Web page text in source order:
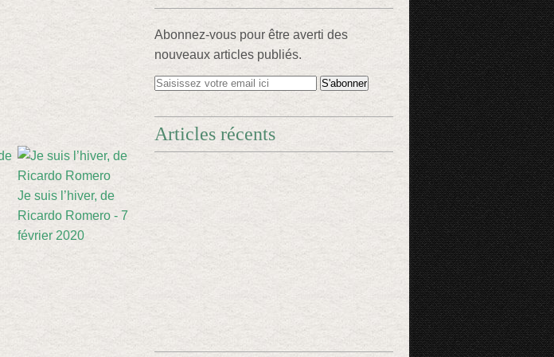
Je suis l’hiver, de
Ricardo Romero - 7
février 2020
Abonnez-vous pour être averti des
nouveaux articles publiés.
Articles récents